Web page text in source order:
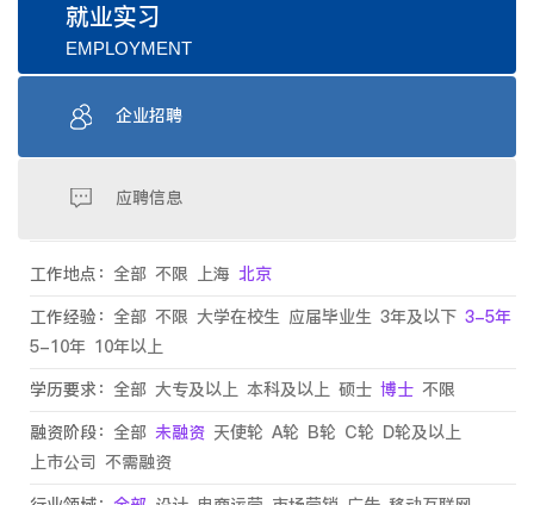
就业实习
EMPLOYMENT
企业招聘
应聘信息
工作地点： 全部 不限 上海 北京
工作经验： 全部 不限 大学在校生 应届毕业生 3年及以下 3-5年
5-10年 10年以上
学历要求： 全部 大专及以上 本科及以上 硕士 博士 不限
融资阶段： 全部 未融资 天使轮 A轮 B轮 C轮 D轮及以上
上市公司 不需融资